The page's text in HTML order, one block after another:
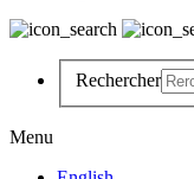
Rechercher
Menu